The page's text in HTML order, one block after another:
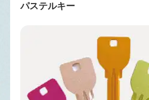
パステルキー